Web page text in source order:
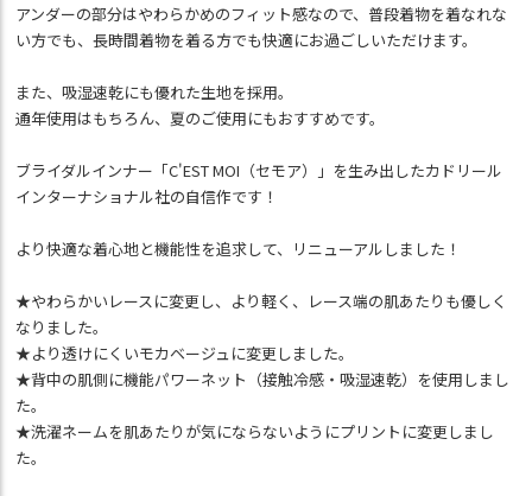
アンダーの部分はやわらかめのフィット感なので、普段着物を着なれな
い方でも、長時間着物を着る方でも快適にお過ごしいただけます。
また、吸湿速乾にも優れた生地を採用。
通年使用はもちろん、夏のご使用にもおすすめです。
ブライダルインナー「C'EST MOI（セモア）」を生み出したカドリール
インターナショナル社の自信作です！
より快適な着心地と機能性を追求して、リニューアルしました！
★やわらかいレースに変更し、より軽く、レース端の肌あたりも優しく
なりました。
★より透けにくいモカベージュに変更しました。
★背中の肌側に機能パワーネット（接触冷感・吸湿速乾）を使用しまし
た。
★洗濯ネームを肌あたりが気にならないようにプリントに変更しまし
た。